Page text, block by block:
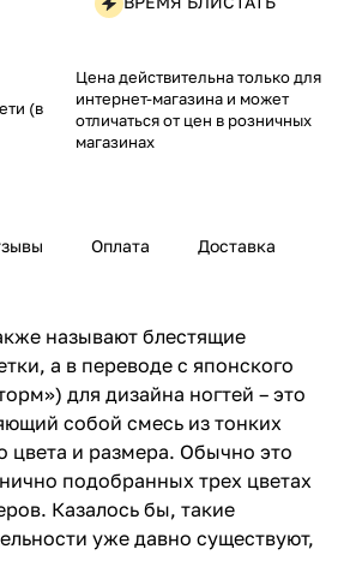
(в
Цена действительна только для
интернет-магазина и может
отличаться от цен в розничных
магазинах
Оплата Доставка
называют блестящие
а в переводе с японского
для дизайна ногтей – это
собой смесь из тонких
цвета и размера. Обычно это
подобранных трех цветах
Казалось бы, такие
уже давно существуют,